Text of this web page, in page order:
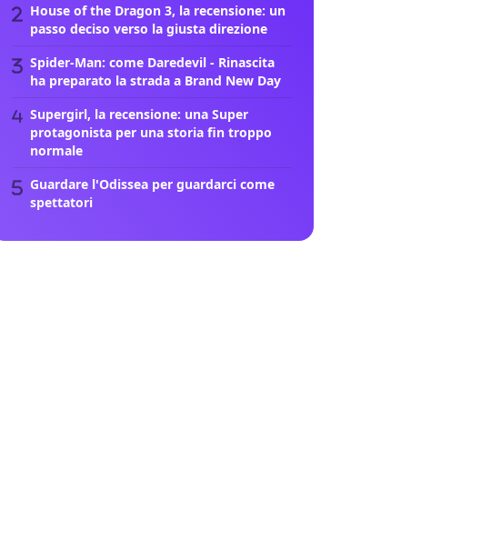
House of the Dragon 3, la recensione: un
passo deciso verso la giusta direzione
Spider-Man: come Daredevil - Rinascita
ha preparato la strada a Brand New Day
Supergirl, la recensione: una Super
protagonista per una storia fin troppo
normale
Guardare l'Odissea per guardarci come
spettatori